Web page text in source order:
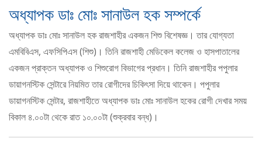
অধ্যাপক ডাঃ মোঃ সানাউল হক সম্পর্কে
অধ্যাপক ডাঃ মোঃ সানাউল হক রাজশাহীর একজন শিশু বিশেষজ্ঞ। তার যোগ্যতা
এমবিবিএস, এফসিপিএস (শিশু)। তিনি রাজশাহী মেডিকেল কলেজ ও হাসপাতালের
একজন প্রাক্তন অধ্যাপক ও শিশুরোগ বিভাগের প্রধান। তিনি রাজশাহীর পপুলার
ডায়াগনস্টিক সেন্টারে নিয়মিত তার রোগীদের চিকিৎসা দিয়ে থাকেন। পপুলার
ডায়াগনস্টিক সেন্টার, রাজশাহীতে অধ্যাপক ডাঃ মোঃ সানাউল হকের রোগী দেখার সময়
বিকাল ৪.০০টা থেকে রাত ১০.০০টা (শুক্রবার বন্ধ)।